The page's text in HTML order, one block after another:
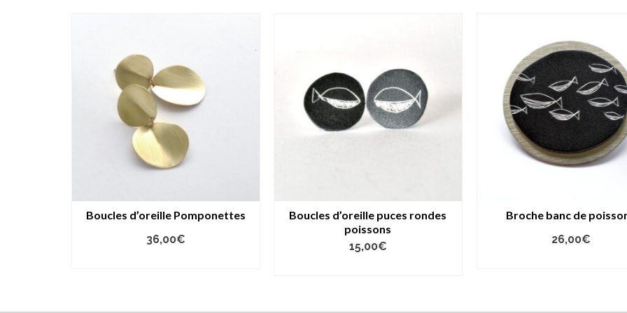
Boucles d’oreille Pomponettes
36,00€
Boucles d’oreille puces rondes
poissons
15,00€
Broche banc de
26,00€